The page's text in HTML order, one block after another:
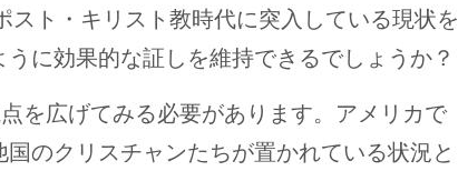
スト・キリスト教時代に突入している現状を
に効果的な証しを維持できるでしょうか？
を広げてみる必要があります。アメリカで
のクリスチャンたちが置かれている状況と